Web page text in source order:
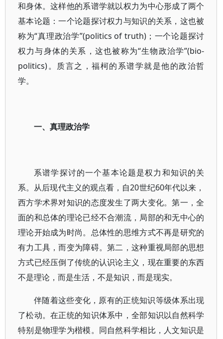
和身体。这样他的系谱学就以权力为中心形成了两个
基本论题：一个论题探讨权力与知识的关系，这也被
称为“真理政治学”(politics of truth)；一个论题探讨
权力与身体的关系，这也被称为“生物政治学”(bio-
politics)。质言之，福柯的系谱学就是他的政治哲
学。
一、真理政治学
系谱学探讨的一个基本论题是权力和知识的关
系。从后现代主义的观点看，自20世纪60年代以来，
西方学术界对知识的态度发生了两大变化。第一，全
面的和总体的理论已经不合潮流，局部的和无中心的
理论开始成为时尚。总体性的思维方式不再是研究的
有力工具，而变为障碍。第二，这种重视局部的思想
方式已经压倒了传统的认识论主义，现在重要的东西
不是理论，而是生活，不是知识，而是现实。
伴随着这些变化，原有的正统知识等级体系出现
了松动。在正统的知识体系中，全部知识以自然科学
特别是物理学为楷模。同自然科学相比，人文知识是